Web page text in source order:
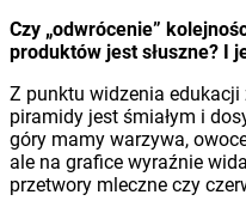
Czy „odwrócenie”
produktów jest słuszne? I
Z punktu widzenia
piramidy jest śmiałym i
góry mamy warzywa,
ale na grafice wyraźnie
przetwory mleczne czy